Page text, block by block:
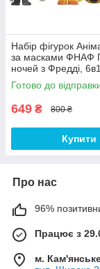
Набір фігурок
за масками ФНАФ
ночей з Фредді,
Five Nights at
Готово до
649 ₴ 800 ₴
Купити
Про нас
96%
Працює з
м.